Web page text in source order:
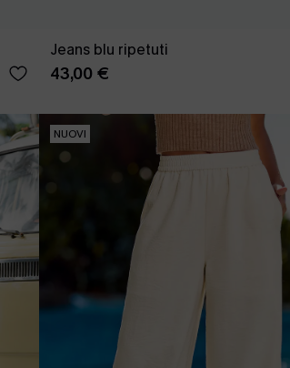
Jeans blu ripetuti
43,00 €
NUOVI